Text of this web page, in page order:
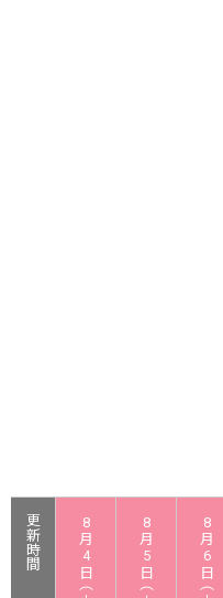
更新時間
8
月
4
8
月
5
8
月
6